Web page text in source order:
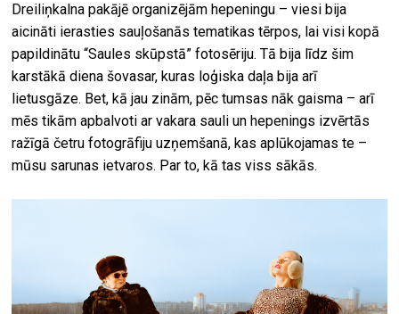
Dreiliņkalna pakājē organizējām hepeningu – viesi bija
aicināti ierasties sauļošanās tematikas tērpos, lai visi kopā
papildinātu “Saules skūpstā” fotosēriju. Tā bija līdz šim
karstākā diena šovasar, kuras loģiska daļa bija arī
lietusgāze. Bet, kā jau zinām, pēc tumsas nāk gaisma – arī
mēs tikām apbalvoti ar vakara sauli un hepenings izvērtās
ražīgā četru fotogrāfiju uzņemšanā, kas aplūkojamas te –
mūsu sarunas ietvaros. Par to, kā tas viss sākās.